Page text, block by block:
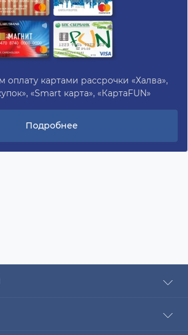
картами рассрочки «Халва»,
«Smart карта», «КартаFUN»
Подробнее